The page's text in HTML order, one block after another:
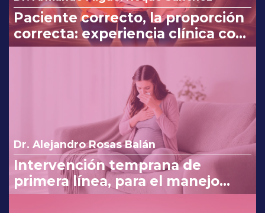
Paciente correcto, la proporción
correcta: experiencia clínica con
Myo y D-Chiro-Inositol
Dr. Alejandro Rosas Balán
Intervención temprana de
primera línea, para el manejo
eficaz en náuseas y vómito del